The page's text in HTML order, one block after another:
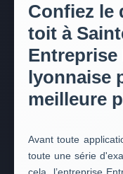
Confiez le
toit à
Entreprise
lyonnaise
meilleure
Avant toute
toute une série